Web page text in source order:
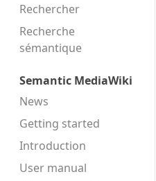
Rechercher
Recherche
sémantique
Semantic MediaWiki
News
Getting started
Introduction
User manual